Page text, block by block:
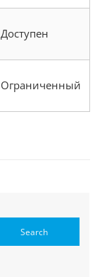
Доступен
Ограниченный